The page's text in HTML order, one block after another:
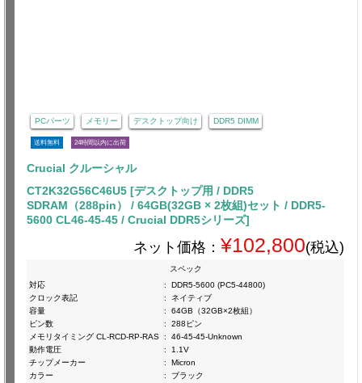
PCパーツ メモリー デスクトップ向け DDR5 DIMM
送料無料 24時間以内に出荷
Crucial クルーシャル
CT2K32G56C46U5 [デスクトップ用 / DDR5
SDRAM（288pin） / 64GB(32GB × 2枚組)セット / DDR5-
5600 CL46-45-45 / Crucial DDR5シリーズ]
ネット価格： ¥102,800(税込)
スペック
対応
:
DDR5-5600 (PC5-44800)
クロック表記
:
ネイティブ
容量
:
64GB（32GB×2枚組）
ピン数
:
288ピン
メモリタイミング CL-RCD-RP-RAS :
46-45-45-Unknown
動作電圧
:
1.1V
チップメーカー
:
Micron
カラー
:
ブラック